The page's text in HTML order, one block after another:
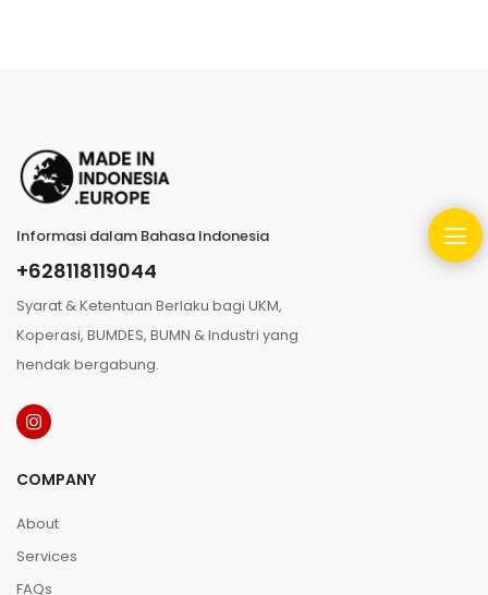
Informasi dalam Bahasa Indonesia
+628118119044
Syarat & Ketentuan Berlaku bagi UKM,
Koperasi, BUMDES, BUMN & Industri yang
hendak bergabung.
COMPANY
About
Services
FAQs